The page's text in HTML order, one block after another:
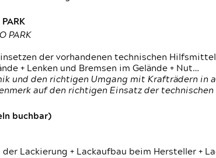
PARK
der vorhandenen technischen
+ Lenken und Bremsen im Gelände + Nut…
und den richtigen Umgang mit Krafträdern
auf den richtigen Einsatz der
buchbar)
Lackierung + Lackaufbau beim Hersteller +